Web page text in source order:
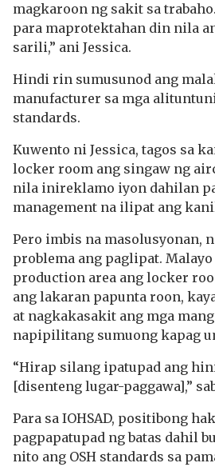
magkaroon ng sakit sa
para maprotektahan din nila
sarili,” ani Jessica.
Hindi rin sumusunod ang
manufacturer sa mga
standards.
Kuwento ni Jessica, tagos sa
locker room ang singaw ng
nila inireklamo iyon dahilan
management na ilipat ang
Pero imbis na masolusyonan,
problema ang paglipat. Malayo
production area ang locker
ang lakaran papunta roon,
at nagkakasakit ang mga
napipilitang sumuong kapag
“Hirap silang ipatupad ang
[disenteng lugar-paggawa],”
Para sa IOHSAD, positibong
pagpapatupad ng batas dahil
nito ang OSH standards sa